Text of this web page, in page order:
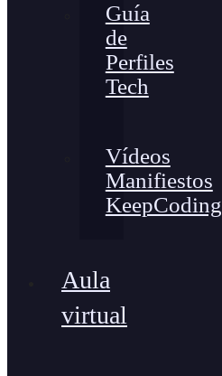
Guía
de
Perfiles
Tech
Vídeos
Manifiestos
KeepCoding
Aula
virtual